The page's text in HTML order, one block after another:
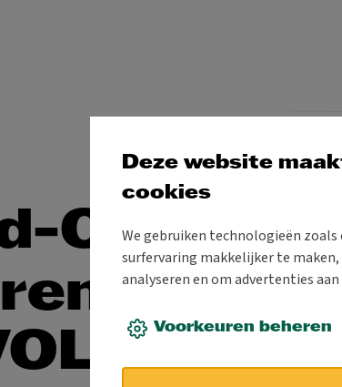
Oost-
&
Deze website
cookies
We gebruiken technologieën zoals
surfervaring makkelijker te
analyseren en om advertenties
Voorkeuren beheren